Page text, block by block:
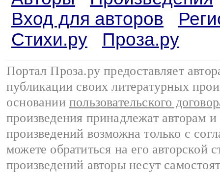
Вход для авторов
Стихи.ру
Проза.ру
Портал Проза.ру предоставляет
публикации своих литературных
основании пользовательского
произведения принадлежат авторам
произведений возможна только с
можете обратиться на его авторской
произведений авторы несут